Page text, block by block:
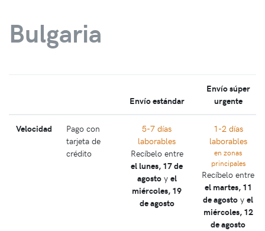
Bulgaria
Envío estándar
Envío súper
urgente
Velocidad
Pago con
tarjeta de
crédito
5-7 días
laborables
Recíbelo entre
el lunes, 17 de
agostoy el
miércoles, 19
de agosto
1-2 días
laborables
en zonas
principales
Recíbelo entre
el martes, 11
de agosto y el
miércoles, 12
de agosto